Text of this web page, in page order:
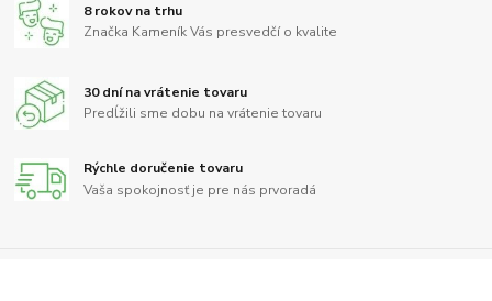
8 rokov na trhu
Značka Kameník Vás presvedčí o kvalite
30 dní na vrátenie tovaru
Predĺžili sme dobu na vrátenie tovaru
Rýchle doručenie tovaru
Vaša spokojnosť je pre nás prvoradá